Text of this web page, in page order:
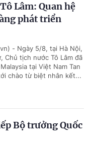
Lâm: Quan hệ
phát triển
- Ngày 5/8, tại Hà Nội,
Chủ tịch nước Tô Lâm đã
tại Việt Nam Tan
chào từ biệt nhân kết...
Bộ trưởng Quốc